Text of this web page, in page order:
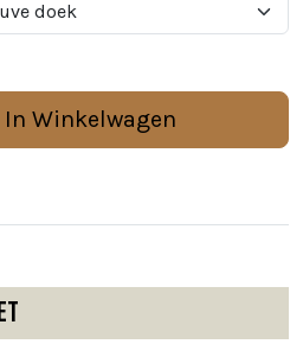
In Winkelwagen